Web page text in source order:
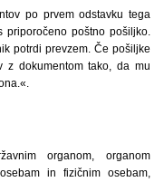
po prvem odstavku tega
poštno pošiljko.
potrdi prevzem. Če pošiljke
z dokumentom tako, da mu
organom, organom
in fizičnim osebam,